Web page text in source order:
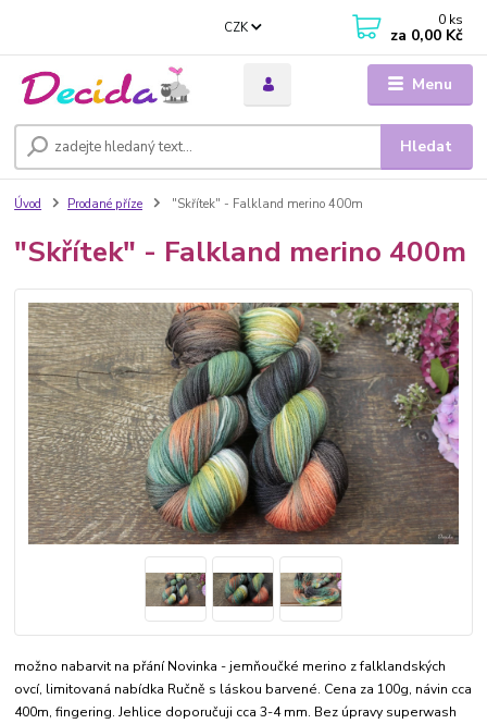
Menu
CZK
Hledat
0 ks
za 0,00 Kč
Úvod Prodané příze "Skřítek" - Falkland merino 400m
"Skřítek" - Falkland merino 400m
možno nabarvit na přání Novinka - jemňoučké merino z falklandských
ovcí, limitovaná nabídka Ručně s láskou barvené. Cena za 100g, návin cca
400m, fingering. Jehlice doporučuji cca 3-4 mm. Bez úpravy superwash